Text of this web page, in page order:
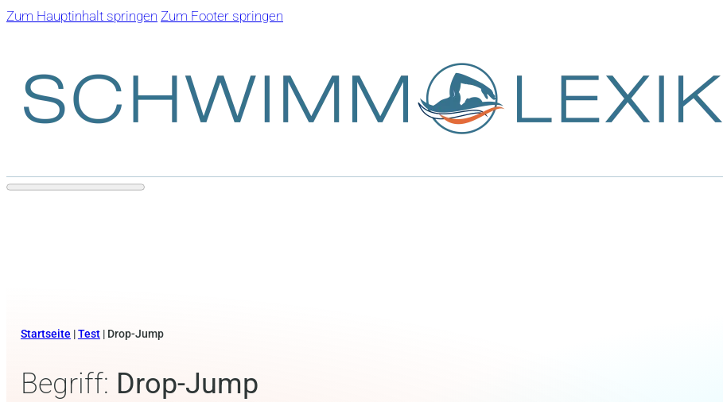
Zum Hauptinhalt springen Zum Footer springen
Startseite |Test| Drop-Jump
Begriff: Drop-Jump